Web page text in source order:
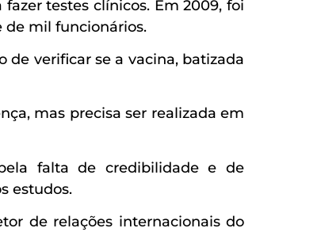
testes clínicos. Em 2009, foi
de mil funcionários.
de verificar se a vacina, batizada
mas precisa ser realizada em
falta de credibilidade e de
estudos.
de relações internacionais do